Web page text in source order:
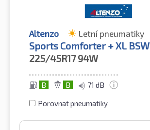
Altenzo Letní pneumatiky
Sports Comforter + XL BSW
225/45R17 94W
B B 71 dB
Porovnat pneumatiky